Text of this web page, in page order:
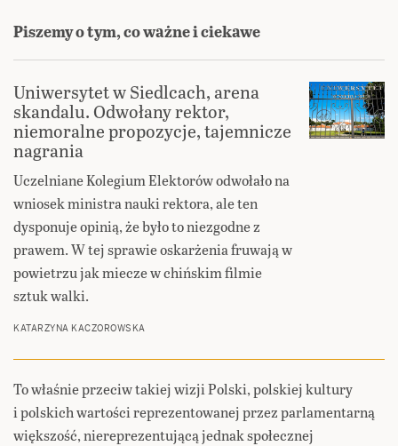
Piszemy o tym, co ważne i ciekawe
Uniwersytet w Siedlcach, arena
skandalu. Odwołany rektor,
niemoralne propozycje, tajemnicze
nagrania
Uczelniane Kolegium Elektorów odwołało na
wniosek ministra nauki rektora, ale ten
dysponuje opinią, że było to niezgodne z
prawem. W tej sprawie oskarżenia fruwają w
powietrzu jak miecze w chińskim filmie
sztuk walki.
KATARZYNA KACZOROWSKA
To właśnie przeciw takiej wizji Polski, polskiej kultury
i polskich wartości reprezentowanej przez parlamentarną
większość, niereprezentującą jednak społecznej